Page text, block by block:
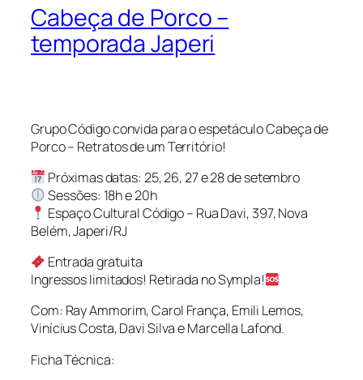
Cabeça de Porco –
temporada Japeri
Grupo Código convida para o espetáculo Cabeça de
Porco – Retratos de um Território!
Próximas datas: 25, 26, 27 e 28 de setembro
Sessões: 18h e 20h
Espaço Cultural Código – Rua Davi, 397, Nova
Belém, Japeri/RJ
Entrada gratuita
Ingressos limitados! Retirada no Sympla!
Com: Ray Ammorim, Carol França, Emili Lemos,
Vinícius Costa, Davi Silva e Marcella Lafond.
Ficha Técnica: